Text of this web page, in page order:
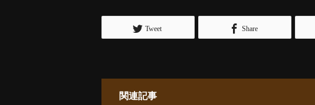
Tweet Share
関連記事